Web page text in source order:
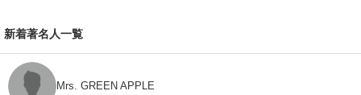
新着著名人一覧
Mrs. GREEN APPLE